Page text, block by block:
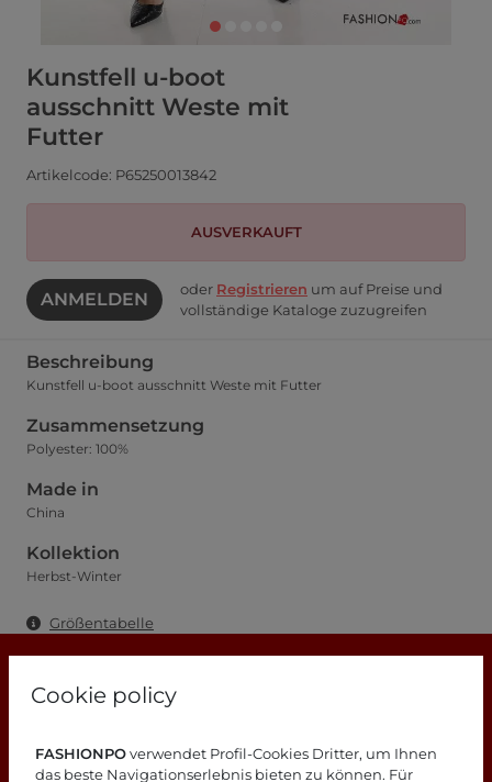
Cookie policy
FASHIONPOverwendet Profil-Cookies Dritter, um Ihnen
das beste Navigationserlebnis bieten zu können. Für
Kunstfell u-boot
ausschnitt Weste mit
Futter
Artikelcode: P65250013842
AUSVERKAUFT
ANMELDEN oder Registrieren um auf Preise und
vollständige Kataloge zuzugreifen
Beschreibung
Kunstfell u-boot ausschnitt Weste mit Futter
Zusammensetzung
Polyester: 100%
Made in
China
Kollektion
Herbst-Winter
Größentabelle
Suchen Sie nach Antworten?